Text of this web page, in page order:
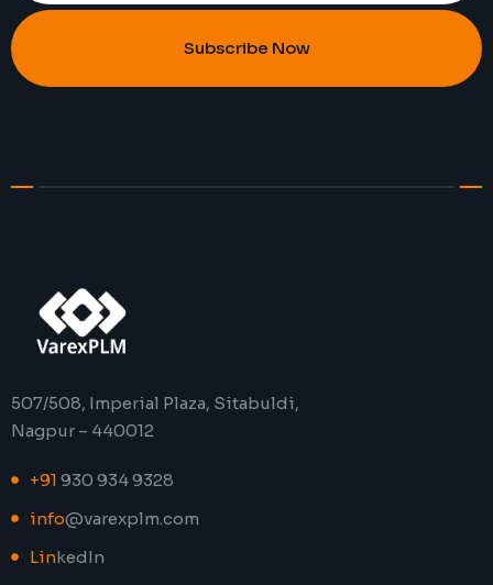
Subscribe Now
507/508, Imperial Plaza, Sitabuldi,
Nagpur – 440012
+91 930 934 9328
info@varexplm.com
LinkedIn